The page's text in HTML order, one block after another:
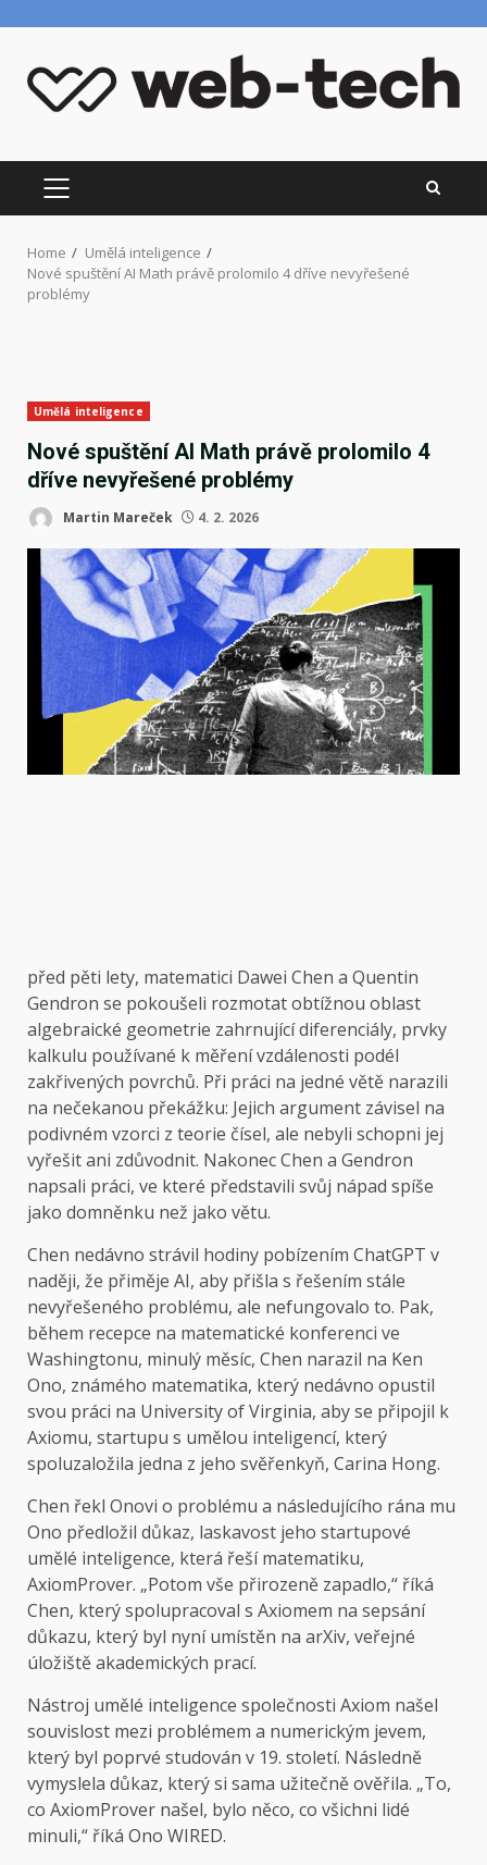
content
PRIMARY
MENU
Home
Umělá inteligence
Nové spuštění AI Math právě prolomilo 4 dříve nevyřešené
problémy
Umělá inteligence
Nové spuštění AI Math právě prolomilo 4
dříve nevyřešené problémy
Martin Mareček 4. 2. 2026
před pěti lety, matematici Dawei Chen a Quentin
Gendron se pokoušeli rozmotat obtížnou oblast
algebraické geometrie zahrnující diferenciály, prvky
kalkulu používané k měření vzdálenosti podél
zakřivených povrchů. Při práci na jedné větě narazili
na nečekanou překážku: Jejich argument závisel na
podivném vzorci z teorie čísel, ale nebyli schopni jej
vyřešit ani zdůvodnit. Nakonec Chen a Gendron
napsali práci, ve které představili svůj nápad spíše
jako domněnku než jako větu.
Chen nedávno strávil hodiny pobízením ChatGPT v
naději, že přiměje AI, aby přišla s řešením stále
nevyřešeného problému, ale nefungovalo to. Pak,
během recepce na matematické konferenci ve
Washingtonu, minulý měsíc, Chen narazil na Ken
Ono, známého matematika, který nedávno opustil
svou práci na University of Virginia, aby se připojil k
Axiomu, startupu s umělou inteligencí, který
spoluzaložila jedna z jeho svěřenkyň, Carina Hong.
Chen řekl Onovi o problému a následujícího rána mu
Ono předložil důkaz, laskavost jeho startupové
umělé inteligence, která řeší matematiku,
AxiomProver. „Potom vše přirozeně zapadlo,“ říká
Chen, který spolupracoval s Axiomem na sepsání
důkazu, který byl nyní umístěn na arXiv, veřejné
úložiště akademických prací.
Nástroj umělé inteligence společnosti Axiom našel
souvislost mezi problémem a numerickým jevem,
který byl poprvé studován v 19. století. Následně
vymyslela důkaz, který si sama užitečně ověřila. „To,
co AxiomProver našel, bylo něco, co všichni lidé
minuli,“ říká Ono WIRED.